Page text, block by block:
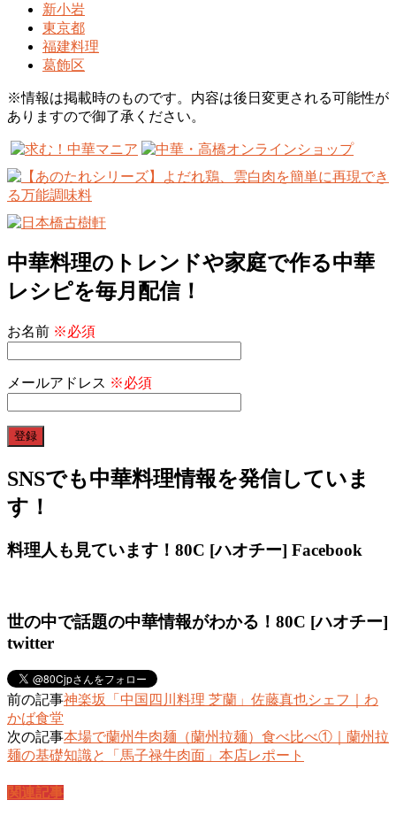
新小岩
東京都
福建料理
葛飾区
※情報は掲載時のものです。内容は後日変更される可能性が
ありますので御了承ください。
中華料理のトレンドや家庭で作る中華
レシピを毎月配信！
お名前 ※必須
メールアドレス ※必須
SNSでも中華料理情報を発信していま
す！
料理人も見ています！80C [ハオチー] Facebook
世の中で話題の中華情報がわかる！80C [ハオチー]
twitter
前の記事神楽坂「中国四川料理 芝蘭」佐藤真也シェフ｜わ
かば食堂
次の記事本場で蘭州牛肉麺（蘭州拉麺）食べ比べ①｜蘭州拉
麺の基礎知識と「馬子禄牛肉面」本店レポート
関連記事